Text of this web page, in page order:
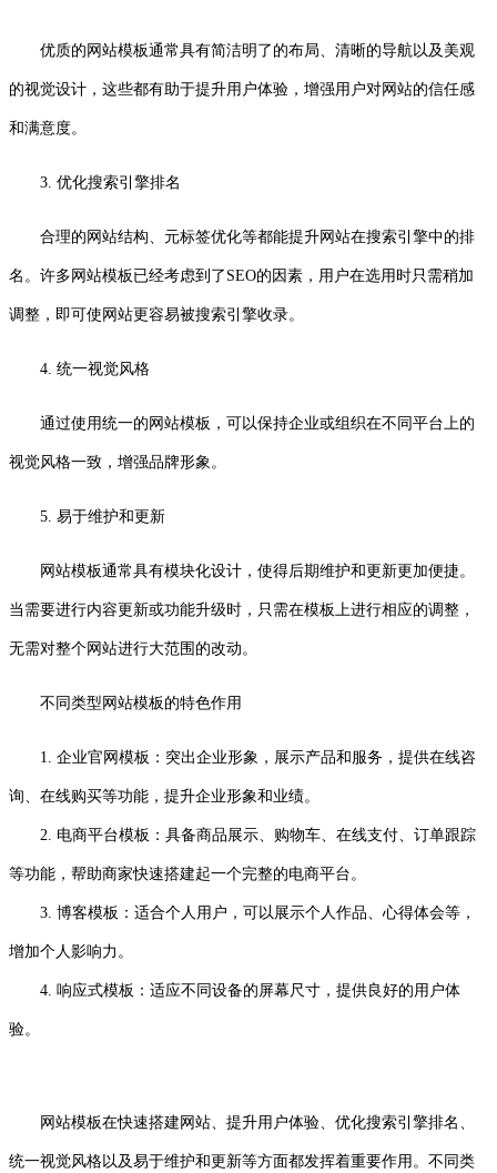
优质的网站模板通常具有简洁明了的布局、清晰的导航以及美观
的视觉设计，这些都有助于提升用户体验，增强用户对网站的信任感
和满意度。
3. 优化搜索引擎排名
合理的网站结构、元标签优化等都能提升网站在搜索引擎中的排
名。许多网站模板已经考虑到了SEO的因素，用户在选用时只需稍加
调整，即可使网站更容易被搜索引擎收录。
4. 统一视觉风格
通过使用统一的网站模板，可以保持企业或组织在不同平台上的
视觉风格一致，增强品牌形象。
5. 易于维护和更新
网站模板通常具有模块化设计，使得后期维护和更新更加便捷。
当需要进行内容更新或功能升级时，只需在模板上进行相应的调整，
无需对整个网站进行大范围的改动。
不同类型网站模板的特色作用
1. 企业官网模板：突出企业形象，展示产品和服务，提供在线咨
询、在线购买等功能，提升企业形象和业绩。
2. 电商平台模板：具备商品展示、购物车、在线支付、订单跟踪
等功能，帮助商家快速搭建起一个完整的电商平台。
3. 博客模板：适合个人用户，可以展示个人作品、心得体会等，
增加个人影响力。
4. 响应式模板：适应不同设备的屏幕尺寸，提供良好的用户体
验。
网站模板在快速搭建网站、提升用户体验、优化搜索引擎排名、
统一视觉风格以及易于维护和更新等方面都发挥着重要作用。不同类